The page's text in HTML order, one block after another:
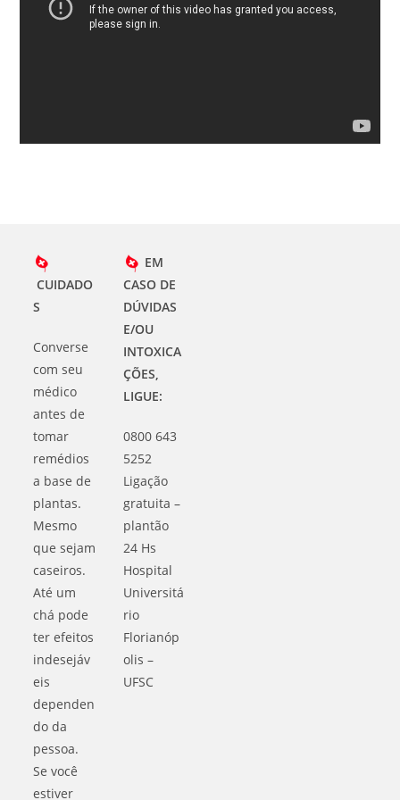
CUIDADO
S
Converse
com seu
médico
antes de
tomar
remédios
a base de
plantas.
Mesmo
que sejam
caseiros.
Até um
chá pode
ter efeitos
indesejáv
eis
dependen
do da
pessoa.
Se você
estiver
EM
CASO DE
DÚVIDAS
E/OU
INTOXICA
ÇÕES,
LIGUE:
0800 643
5252
Ligação
gratuita –
plantão
24 Hs
Hospital
Universitá
rio
Florianóp
olis –
UFSC